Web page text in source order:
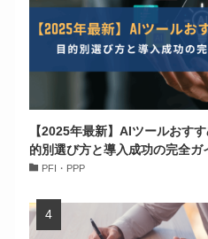
【2025年最新】AIツールおす
的別選び方と導入成功の完全ガ
PFI・PPP